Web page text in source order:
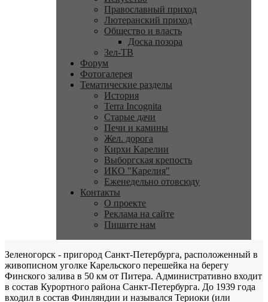
Православный приход
Лютеранский приход
Общество и власть
Доска позора
Зел-ТВ
Форум
Фотогалерея
Тематические разделы
История
Terra Incognita
Старые дачи
Печи и камины
Жел. дорога
Кирхи Карелии
Выборгская крепость
ИКО "Карелия"
Еженедельно отовсюду
Контакты
О проекте
Реклама на сайте
Пишите нам
Зеленогорск - пригород Санкт-Петербурга, расположенный в
живописном уголке Карельского перешейка на берегу
Финского залива в 50 км от Питера. Административно входит
в состав Курортного района Санкт-Петербурга. До 1939 года
входил в состав Финляндии и назывался Териоки (или